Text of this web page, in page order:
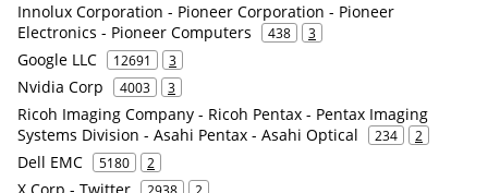
Innolux Corporation - Pioneer Corporation - Pioneer
Electronics - Pioneer Computers
438 3
Google LLC 12691 3
Nvidia Corp 4003 3
Ricoh Imaging Company - Ricoh Pentax - Pentax Imaging
Systems Division - Asahi Pentax - Asahi Optical
234 2
Dell EMC 5180 2